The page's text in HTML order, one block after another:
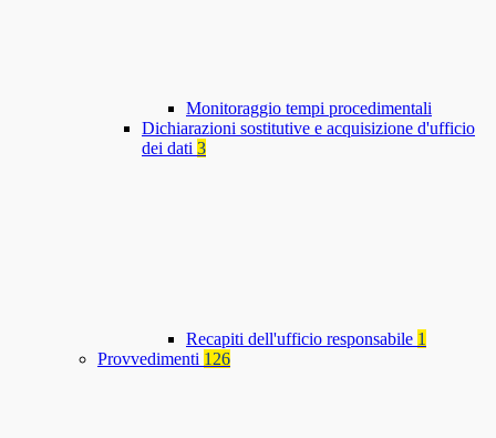
Monitoraggio tempi procedimentali
Dichiarazioni sostitutive e acquisizione d'ufficio
dei dati 3
Recapiti dell'ufficio responsabile 1
Provvedimenti 126